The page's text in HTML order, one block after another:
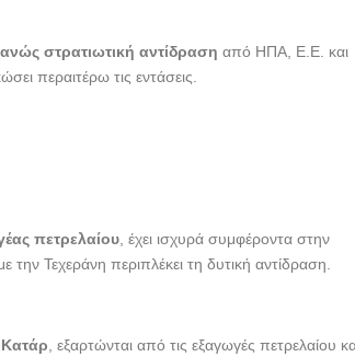
στρατιωτική αντίδραση από ΗΠΑ, Ε.Ε. και
περαιτέρω τις εντάσεις.
πετρελαίου , έχει ισχυρά συμφέροντα στην
Τεχεράνη περιπλέκει τη δυτική αντίδραση.
Κατάρ , εξαρτώνται από τις εξαγωγές πετρελαίου